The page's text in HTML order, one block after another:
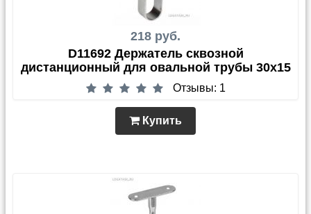
218 руб.
D11692 Держатель сквозной
дистанционный для овальной трубы 30х15
Отзывы: 1
Купить